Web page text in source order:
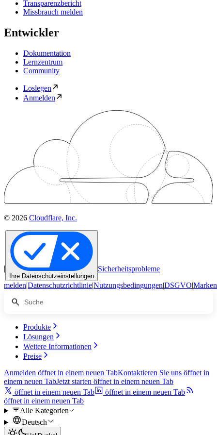
Transparenzbericht
Missbrauch melden
Entwickler
Dokumentation
Lernzentrum
Community
Loslegen
Anmelden
© 2026 Cloudflare, Inc.
|
Ihre Datenschutzeinstellungen
Sicherheitsprobleme
melden|Datenschutzrichtlinie|Nutzungsbedingungen|DSGVO|Marken
Produkte
Lösungen
Weitere Informationen
Preise
Anmelden öffnet in einem neuen TabKontaktieren Sie uns öffnet in
einem neuen TabJetzt starten öffnet in einem neuen Tab
öffnet in einem neuen Tab
öffnet in einem neuen Tab
öffnet in einem neuen Tab
Alle Kategorien
Deutsch